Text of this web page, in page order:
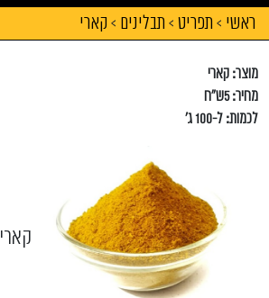
ראשי > תפריט > תבלינים > קארי
מוצר: קארי
מחיר: 5ש"ח
לכמות: ל-100 ג'
קארי